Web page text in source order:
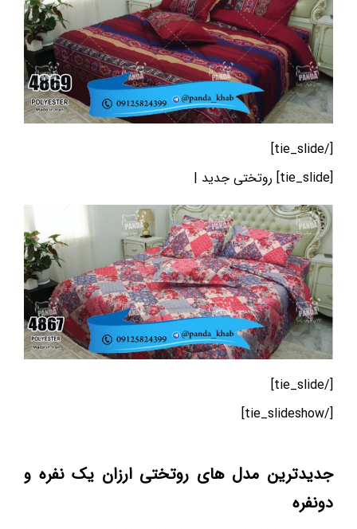
[/tie_slide]
[tie_slide] روتختی جدید |
[/tie_slide]
[/tie_slideshow]
جدیدترین مدل های روتختی ارزان یک نفره و
دونفره